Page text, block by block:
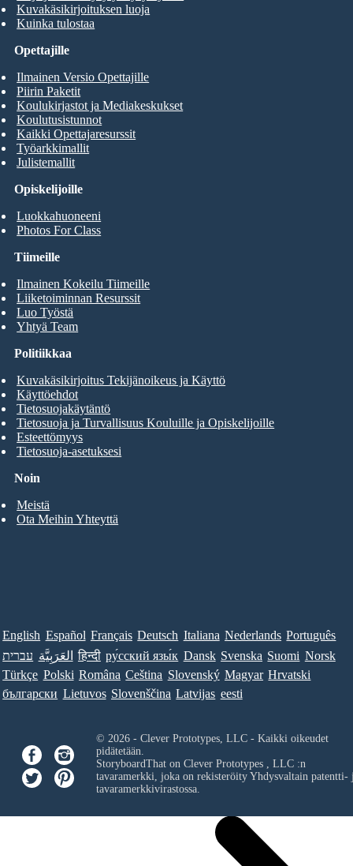
Kuvakäsikirjoituksen luoja
Kuinka tulostaa
Opiskelijoille
Luokkahuoneeni
Photos For Class
Opettajille
Ilmainen Versio Opettajille
Piirin Paketit
Koulukirjastot ja Mediakeskukset
Koulutusistunnot
Kaikki Opettajaresurssit
Työarkkimallit
Julistemallit
Tiimeille
Ilmainen Kokeilu Tiimeille
Liiketoiminnan Resurssit
Luo Työstä
Yhtyä Team
Noin
Meistä
Ota Meihin Yhteyttä
Politiikkaa
Kuvakäsikirjoitus Tekijänoikeus ja Käyttö
Käyttöehdot
Tietosuojakäytäntö
Tietosuoja ja Turvallisuus Kouluille ja Opiskelijoille
Esteettömyys
Tietosuoja-asetuksesi
English Español Français Deutsch Italiana Nederlands Português
עברית العَرَبِيَّة हिन्दी ру́сский язы́к Dansk Svenska Suomi Norsk
Türkçe Polski Româna Ceština Slovenský Magyar Hrvatski
български Lietuvos Slovenščina Latvijas eesti
© 2026 - Clever Prototypes, LLC - Kaikki oikeudet
pidätetään.
StoryboardThat on Clever Prototypes , LLC:n
tavaramerkki, joka on rekisteröity Yhdysvaltain patentti-
tavaramerkkivirastossa.